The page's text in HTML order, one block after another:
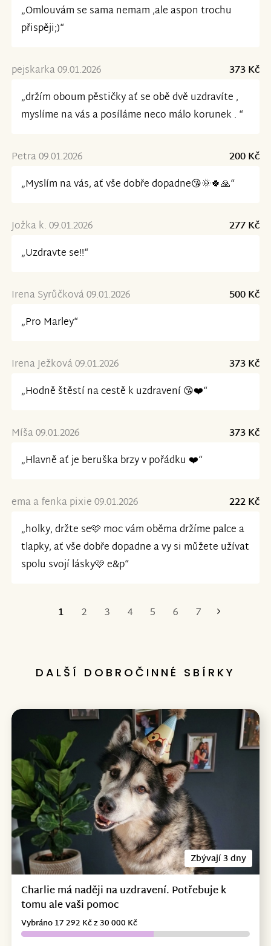
„Omlouvám se sama nemam ,ale aspon trochu
přispěji;)“
pejskarka 09.01.2026
373 Kč
„držím oboum pěstičky ať se obě dvě uzdravíte ,
myslíme na vás a posíláme neco málo korunek . “
Petra 09.01.2026
200 Kč
„Myslím na vás, ať vše dobře dopadne😘🌞🍀🙏“
Jožka k. 09.01.2026
277 Kč
„Uzdravte se!!“
Irena Syrůčková 09.01.2026
500 Kč
„Pro Marley“
Irena Ježková 09.01.2026
373 Kč
„Hodně štěstí na cestě k uzdravení 😘❤️“
Míša 09.01.2026
373 Kč
„Hlavně ať je beruška brzy v pořádku ❤️“
ema a fenka pixie 09.01.2026
222 Kč
„holky, držte se🩷 moc vám oběma držíme palce a
tlapky, ať vše dobře dopadne a vy si můžete užívat
spolu svojí lásky🩷 e&p“
1 2 3 4 5 6 7
DALŠÍ DOBROČINNÉ SBÍRKY
Zbývají 3 dny
Charlie má naději na uzdravení. Potřebuje k
tomu ale vaši pomoc
Vybráno 17 292 Kč z 30 000 Kč